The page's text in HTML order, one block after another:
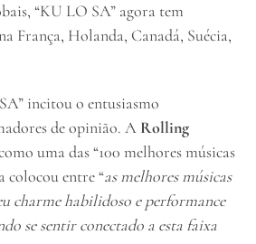
“KU LO SA” agora tem
França, Holanda, Canadá, Suécia,
incitou o entusiasmo
de opinião. A Rolling
uma das “100 melhores músicas
a colocou entre “as melhores músicas
charme habilidoso e performance
se sentir conectado a esta faixa